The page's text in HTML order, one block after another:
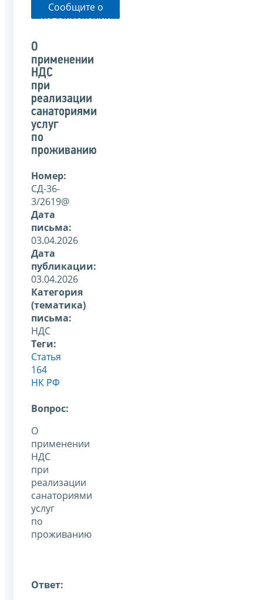
Сообщите о
неприменении
указанного
О
применении
НДС
при
реализации
санаториями
услуг
по
проживанию
Номер:
СД-36-
3/2619@
Дата
письма:
03.04.2026
Дата
публикации:
03.04.2026
Категория
(тематика)
письма:
НДС
Теги:
Статья
164
НК РФ
Вопрос:
О
применении
НДС
при
реализации
санаториями
услуг
по
проживанию
Ответ: